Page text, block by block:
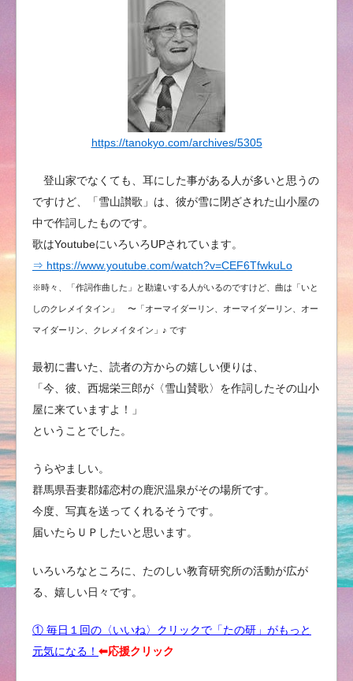
https://tanokyo.com/archives/5305
登山家でなくても、耳にした事がある人が多いと思うの
ですけど、「雪山讃歌」は、彼が雪に閉ざされた山小屋の
中で作詞したものです。
歌はYoutubeにいろいろUPされています。
⇒ https://www.youtube.com/watch?v=CEF6TfwkuLo
※時々、「作詞作曲した」と勘違いする人がいるのですけど、曲は「いと
しのクレメイタイン」 〜「オーマイダーリン、オーマイダーリン、オー
マイダーリン、クレメイタイン」♪ です
最初に書いた、読者の方からの嬉しい便りは、
「今、彼、西堀栄三郎が〈雪山賛歌〉を作詞したその山小
屋に来ていますよ！」
ということでした。
うらやましい。
群馬県吾妻郡嬬恋村の鹿沢温泉がその場所です。
今度、写真を送ってくれるそうです。
届いたらＵＰしたいと思います。
いろいろなところに、たのしい教育研究所の活動が広が
る、嬉しい日々です。
① 毎日１回の〈いいね〉クリックで「たの研」がもっと
元気になる！ ⬅︎応援クリック